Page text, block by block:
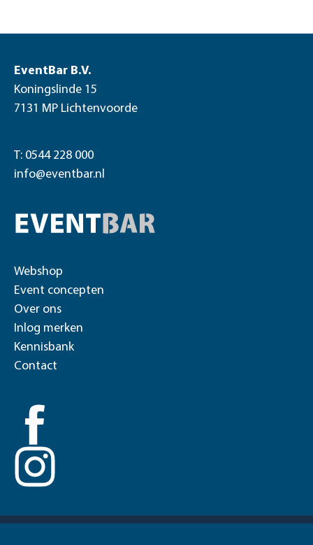
EventBar B.V.
Koningslinde 15
7131 MP Lichtenvoorde
T: 0544 228 000
info@eventbar.nl
Webshop
Event concepten
Over ons
Inlog merken
Kennisbank
Contact